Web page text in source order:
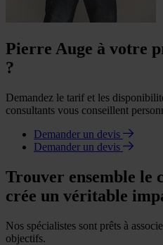
Pierre Auge à votre
?
Demandez le tarif et les
consultants vous conseillent
Demander un devis
Demander un devis
Trouver ensemble le
crée un véritable
Nos spécialistes sont prêts à
objectifs.